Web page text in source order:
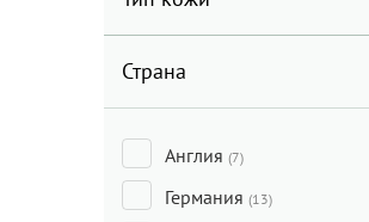
(5)
Уход за руками(1)
Страна
Англия (7)
Германия (13)